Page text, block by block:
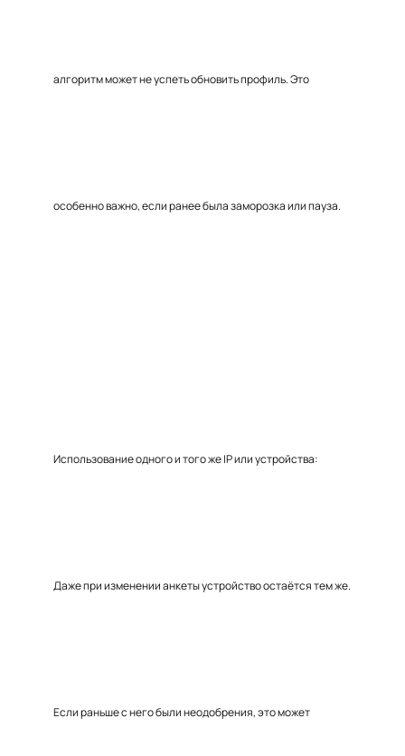
алгоритм может не успеть обновить профиль. Это
особенно важно, если ранее была заморозка или пауза.
Использование одного и того же IP или устройства:
Даже при изменении анкеты устройство остаётся тем же.
Если раньше с него были неодобрения, это может